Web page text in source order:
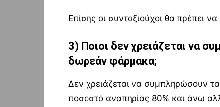
Επίσης οι συνταξιούχοι θα πρέπει
3) Ποιοι δεν χρειάζεται να
δωρεάν φάρμακα;
Δεν χρειάζεται να συμπληρώσουν
ποσοστό αναπηρίας 80% και άνω